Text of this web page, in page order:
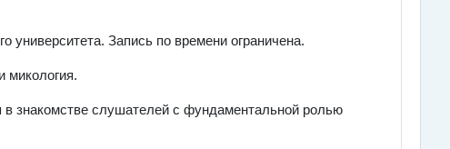
Запись по времени ограничена.
микология.
в знакомстве слушателей с фундаментальной ролью